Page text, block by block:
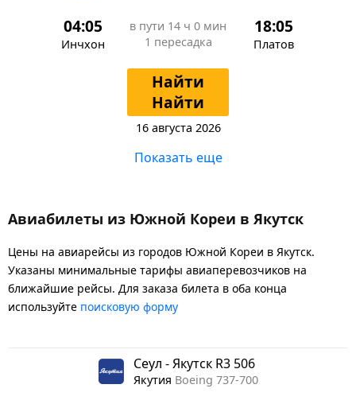
04:05
Инчхон
в пути 14 ч 0 мин
1 пересадка
18:05
Платов
Найти
Найти
16 августа 2026
Показать еще
Авиабилеты из Южной Кореи в Якутск
Цены на авиарейсы из городов Южной Кореи в Якутск.
Указаны минимальные тарифы авиаперевозчиков на
ближайшие рейсы. Для заказа билета в оба конца
используйте поисковую форму
Сеул - Якутск R3 506
Якутия Boeing 737-700